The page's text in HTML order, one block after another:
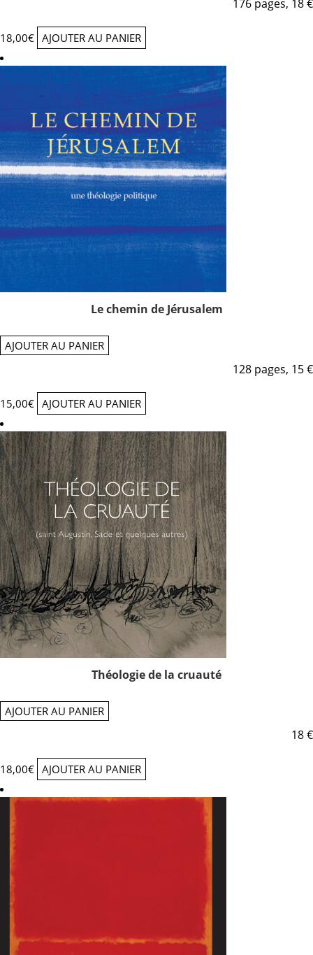
176 pages, 18 €
18,00€ AJOUTER AU PANIER
Le chemin de Jérusalem
AJOUTER AU PANIER
128 pages, 15 €
15,00€ AJOUTER AU PANIER
Théologie de la cruauté
AJOUTER AU PANIER
18 €
18,00€ AJOUTER AU PANIER